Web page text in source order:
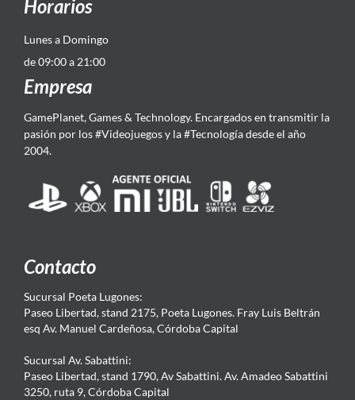
Horarios
Lunes a Domingo
de 09:00 a 21:00
Empresa
GamePlanet, Games & Technology. Encargados en transmitir la
pasión por los #Videojuegos y la #Tecnología desde el año
2004.
Contacto
Sucursal Poeta Lugones:
Paseo Libertad, stand 2175, Poeta Lugones. Fray Luis Beltrán
esq Av. Manuel Cardeñosa, Córdoba Capital
Sucursal Av. Sabattini:
Paseo Libertad, stand 1790, Av Sabattini. Av. Amadeo Sabattini
3250, ruta 9, Córdoba Capital